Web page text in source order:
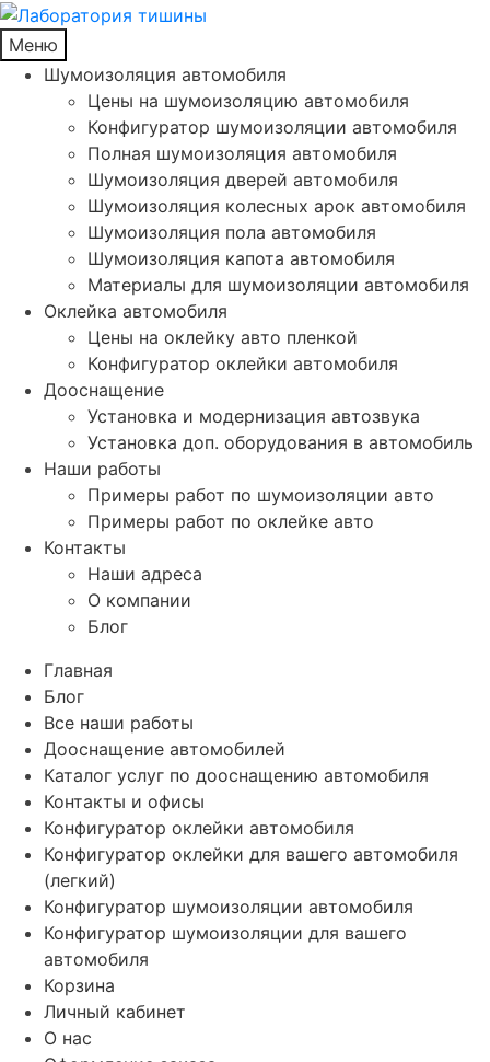
Меню
Шумоизоляция автомобиля
Цены на шумоизоляцию автомобиля
Конфигуратор шумоизоляции автомобиля
Полная шумоизоляция автомобиля
Шумоизоляция дверей автомобиля
Шумоизоляция колесных арок автомобиля
Шумоизоляция пола автомобиля
Шумоизоляция капота автомобиля
Материалы для шумоизоляции автомобиля
Оклейка автомобиля
Цены на оклейку авто пленкой
Конфигуратор оклейки автомобиля
Дооснащение
Установка и модернизация автозвука
Установка доп. оборудования в автомобиль
Наши работы
Примеры работ по шумоизоляции авто
Примеры работ по оклейке авто
Контакты
Наши адреса
О компании
Блог
Главная
Блог
Все наши работы
Дооснащение автомобилей
Каталог услуг по дооснащению автомобиля
Контакты и офисы
Конфигуратор оклейки автомобиля
Конфигуратор оклейки для вашего автомобиля
(легкий)
Конфигуратор шумоизоляции автомобиля
Конфигуратор шумоизоляции для вашего
автомобиля
Корзина
Личный кабинет
О нас